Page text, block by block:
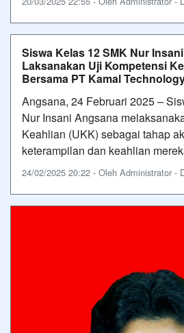
Siswa Kelas 12 SMK Nur
Laksanakan Uji Kompetensi
Bersama PT Kamal
Angsana, 24 Februari 2025 –
Nur Insani Angsana
Keahlian (UKK) sebagai tahap
keterampilan dan keahlian
24/02/2025 20:22 - Oleh Administrator -